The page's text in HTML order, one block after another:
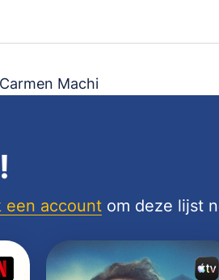
Machi
een account om deze lijst